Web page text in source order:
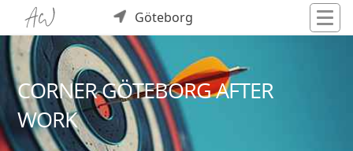
Göteborg
CORNER GÖTEBORG AFTER
WORK